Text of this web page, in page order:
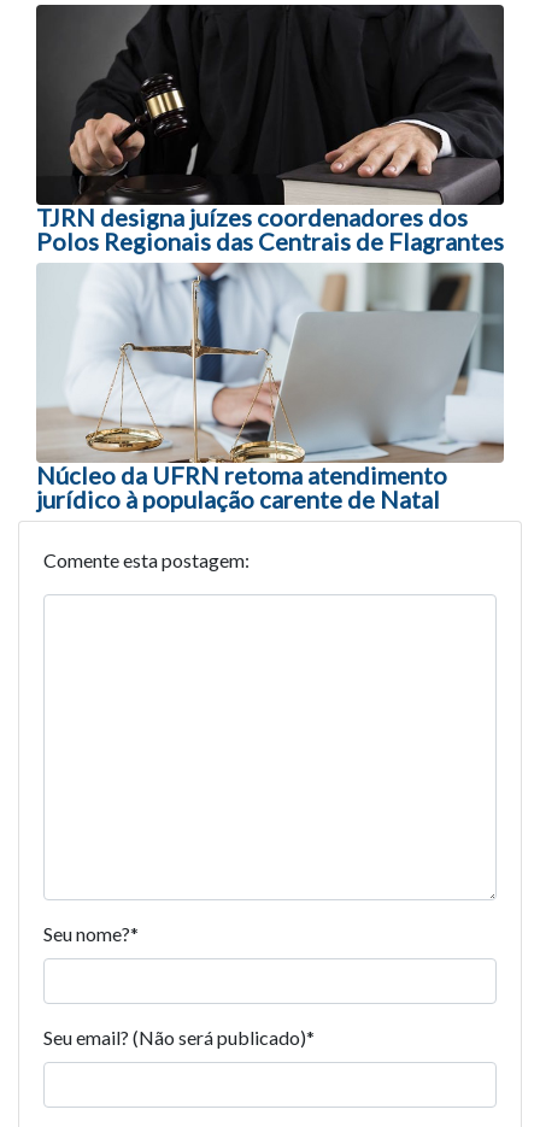
Navegação entre posts
TJRN designa juízes coordenadores dos
Polos Regionais das Centrais de Flagrantes
Núcleo da UFRN retoma atendimento
jurídico à população carente de Natal
Comente esta postagem:
Seu nome?*
Seu email? (Não será publicado)*